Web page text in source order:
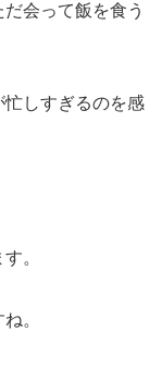
会って飯を食う
忙しすぎるのを感
。
。